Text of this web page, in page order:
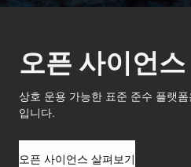
오픈 사이언스
상호 운용 가능한 표준 준수 플랫
입니다.
오픈 사이언스 살펴보기